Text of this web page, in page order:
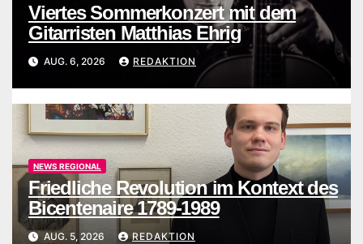
Viertes Sommerkonzert mit dem
Gitarristen Matthias Ehrig
AUG. 6, 2026 REDAKTION
NEWS REGIONAL
Friedliche Revolution im Kontext des
Bicentenaire 1789-1989
AUG. 5, 2026 REDAKTION